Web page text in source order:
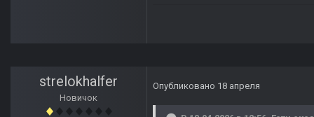
strelokhalfer
Новичок
Опубликовано 18 апреля